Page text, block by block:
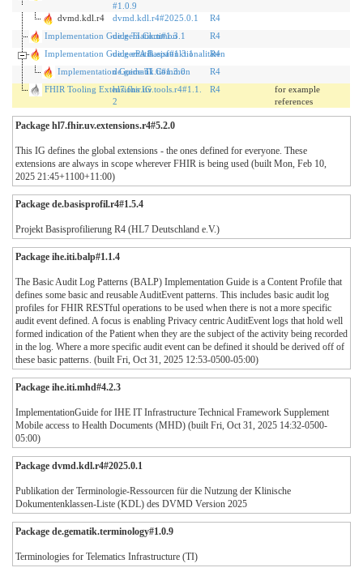
#1.0.9
dvmd.kdl.r4 dvmd.kdl.r4#2025.0.1
R4
Implementation Guide TI Common
de.gematik.ti#1.3.1
R4
Implementation Guide ePA Basisfunktionalitäten
de.gematik.epa#1.3.1
R4
Implementation Guide TI Common
de.gematik.ti#1.3.0
R4
FHIR Tooling Extensions IGhl7.fhir.uv.tools.r4#1.1.
2
R4
for example
references
Package hl7.fhir.uv.extensions.r4#5.2.0
This IG defines the global extensions - the ones defined for everyone. These
extensions are always in scope wherever FHIR is being used (built Mon, Feb 10,
2025 21:45+1100+11:00)
Package de.basisprofil.r4#1.5.4
Projekt Basisprofilierung R4 (HL7 Deutschland e.V.)
Package ihe.iti.balp#1.1.4
The Basic Audit Log Patterns (BALP) Implementation Guide is a Content Profile that
defines some basic and reusable AuditEvent patterns. This includes basic audit log
profiles for FHIR RESTful operations to be used when there is not a more specific
audit event defined. A focus is enabling Privacy centric AuditEvent logs that hold well
formed indication of the Patient when they are the subject of the activity being recorded
in the log. Where a more specific audit event can be defined it should be derived off of
these basic patterns. (built Fri, Oct 31, 2025 12:53-0500-05:00)
Package ihe.iti.mhd#4.2.3
ImplementationGuide for IHE IT Infrastructure Technical Framework Supplement
Mobile access to Health Documents (MHD) (built Fri, Oct 31, 2025 14:32-0500-
05:00)
Package dvmd.kdl.r4#2025.0.1
Publikation der Terminologie-Ressourcen für die Nutzung der Klinische
Dokumentenklassen-Liste (KDL) des DVMD Version 2025
Package de.gematik.terminology#1.0.9
Terminologies for Telematics Infrastructure (TI)